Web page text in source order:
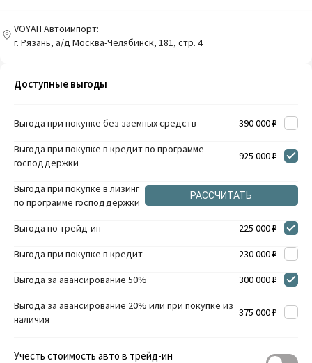
VOYAH Автоимпорт:
г. Рязань, a/д Москва-Челябинск, 181, стр. 4
Доступные выгоды
Выгода при покупке без заемных средств 390 000 ₽
Выгода при покупке в кредит по программе
господдержки
925 000 ₽
Выгода при покупке в лизинг
по программе господдержки
РАССЧИТАТЬ
Выгода по трейд-ин 225 000 ₽
Выгода при покупке в кредит 230 000 ₽
Выгода за авансирование 50% 300 000 ₽
Выгода за авансирование 20% или при покупке из
наличия
375 000 ₽
Учесть стоимость авто в трейд-ин